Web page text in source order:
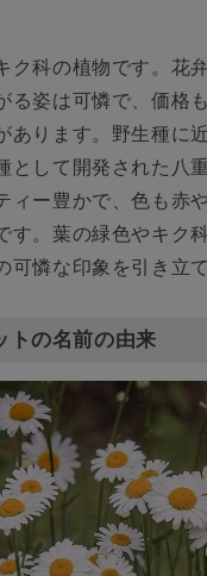
ク科の植物です。花
る姿は可憐で、価格
あります。野生種に
として開発された八
ィー豊かで、色も赤
す。葉の緑色やキク
可憐な印象を引き立
トの名前の由来